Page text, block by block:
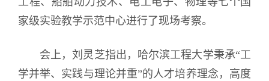
家级实验教学示范中心进行了现场考察。
会上，刘灵芝指出，哈尔滨工程大学秉承“工
学并举、实践与理论并重”的人才培养理念，高度